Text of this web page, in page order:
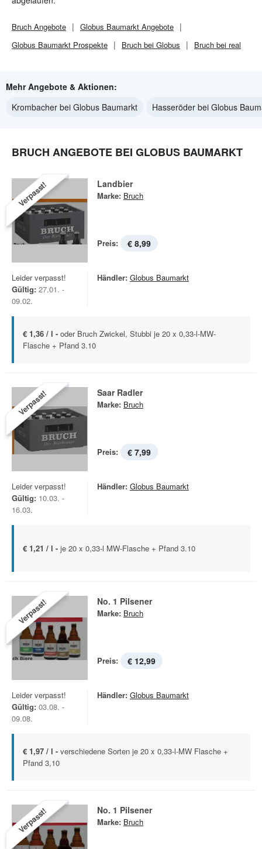
Bruch Angebote Globus Baumarkt Angebote
Globus Baumarkt Prospekte Bruch bei Globus Bruch bei real
Mehr Angebote & Aktionen:
Krombacher bei Globus Baumarkt
Hasseröder bei Globus
BRUCH ANGEBOTE BEI GLOBUS BAUMARKT
Verpasst! Landbier
Marke: Bruch
Preis: € 8,99
Leider verpasst!
Gültig: 27.01. -
09.02.
Händler: Globus Baumarkt
€ 1,36 / l - oder Bruch Zwickel, Stubbi je 20 x 0,33-l-MW-
Flasche + Pfand 3.10
Verpasst! Saar Radler
Marke: Bruch
Preis: € 7,99
Leider verpasst!
Gültig: 10.03. -
16.03.
Händler: Globus Baumarkt
€ 1,21 / l - je 20 x 0,33-l MW-Flasche + Pfand 3.10
Verpasst! No. 1 Pilsener
Marke: Bruch
Preis: € 12,99
Leider verpasst!
Gültig: 03.08. -
09.08.
Händler: Globus Baumarkt
€ 1,97 / l - verschiedene Sorten je 20 x 0,33-l-MW Flasche +
Pfand 3,10
Verpasst! No. 1 Pilsener
Marke: Bruch